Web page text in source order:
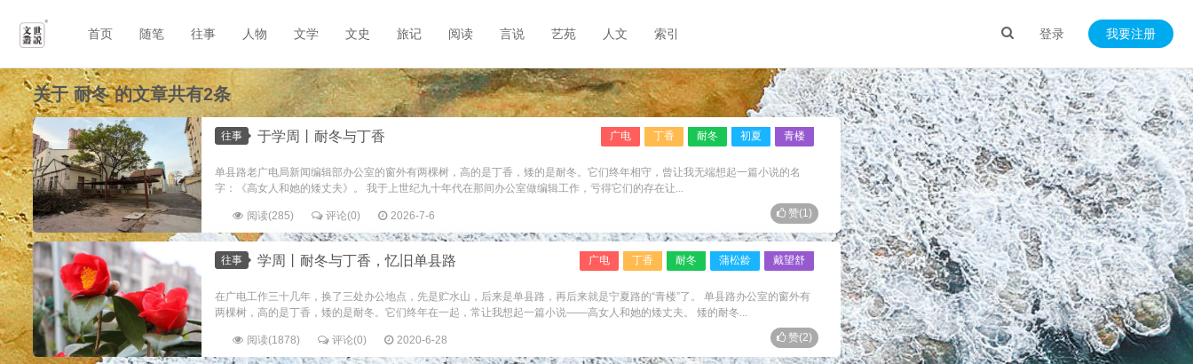
登录 我要注册
首页 随笔 往事 人物 文学 文史 旅记 阅读 言说 艺苑 人文 索引
关于耐冬的文章共有2条
往事 广电 丁香 耐冬 初夏 青楼
于学周丨耐冬与丁香
单县路老广电局新闻编辑部办公室的窗外有两棵树，高的是丁香，矮的是耐冬。它们终年相守，曾让我无端想起一篇小说的名
字：《高女人和她的矮丈夫》。 我于上世纪九十年代在那间办公室做编辑工作，亏得它们的存在让...
阅读(285) 评论(0) 2026-7-6 赞(1)
往事 广电 丁香 耐冬 蒲松龄 戴望舒
学周丨耐冬与丁香，忆旧单县路
在广电工作三十几年，换了三处办公地点，先是贮水山，后来是单县路，再后来就是宁夏路的“青楼”了。 单县路办公室的窗外有
两棵树，高的是丁香，矮的是耐冬。它们终年在一起，常让我想起一篇小说——高女人和她的矮丈夫。 矮的耐冬...
阅读(1878) 评论(0) 2020-6-28 赞(2)